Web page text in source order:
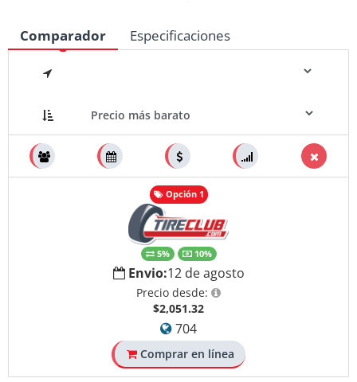
Comparador Especificaciones
Opción 1
5% 10%
Envio:12 de agosto
Precio desde:
$2,051.32
704
Comprar en línea